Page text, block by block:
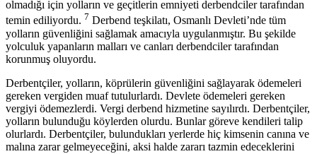
olmadığı için yolların ve geçitlerin emniyeti derbendciler tarafından
temin ediliyordu. 7 Derbend teşkilatı, Osmanlı Devleti’nde tüm
yolların güvenliğini sağlamak amacıyla uygulanmıştır. Bu şekilde
yolculuk yapanların malları ve canları derbendciler tarafından
korunmuş oluyordu.
Derbentçiler, yolların, köprülerin güvenliğini sağlayarak ödemeleri
gereken vergiden muaf tutulurlardı. Devlete ödemeleri gereken
vergiyi ödemezlerdi. Vergi derbend hizmetine sayılırdı. Derbentçiler,
yolların bulunduğu köylerden olurdu. Bunlar göreve kendileri talip
olurlardı. Derbentçiler, bulundukları yerlerde hiç kimsenin canına ve
malına zarar gelmeyeceğini, aksi halde zararı tazmin edeceklerini